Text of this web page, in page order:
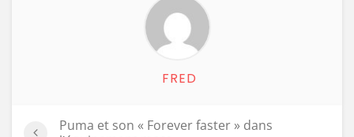
FRED
Puma et son « Forever faster » dans